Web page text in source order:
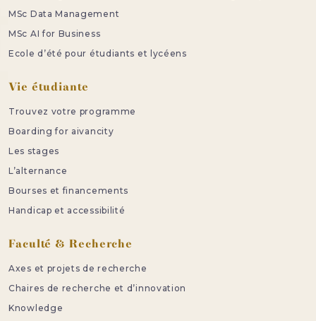
MSc Data Management
MSc AI for Business
Ecole d’été pour étudiants et lycéens
Vie étudiante
Trouvez votre programme
Boarding for aivancity
Les stages
L’alternance
Bourses et financements
Handicap et accessibilité
Faculté & Recherche
Axes et projets de recherche
Chaires de recherche et d’innovation
Knowledge